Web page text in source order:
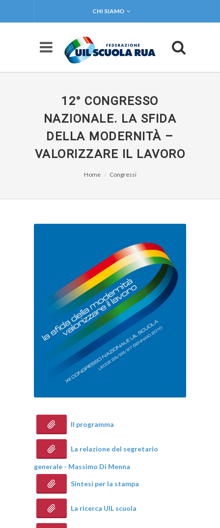
CHI SIAMO
12° CONGRESSO
NAZIONALE. LA SFIDA
DELLA MODERNITÀ –
VALORIZZARE IL LAVORO
Home Congressi
Il programma
La relazione del segretario
generale - Massimo Di Menna
Sintesi per la stampa
La ricerca UIL scuola